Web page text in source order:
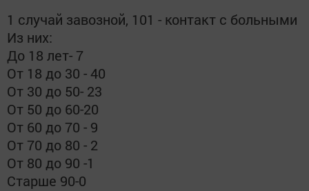
1 случай завозной, 101 - контакт с больными
Из них:
До 18 лет- 7
От 18 до 30 - 40
От 30 до 50- 23
От 50 до 60-20
От 60 до 70 - 9
От 70 до 80 - 2
От 80 до 90 -1
Старше 90-0